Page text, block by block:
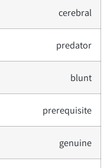
cerebral
predator
blunt
prerequisite
genuine